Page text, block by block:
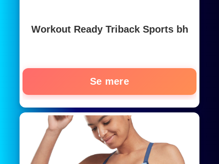
Workout Ready Triback Sports bh
Se mere